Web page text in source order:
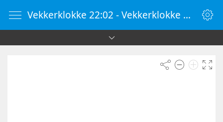
Vekkerklokke 22:02 - Vekkerklokke Online